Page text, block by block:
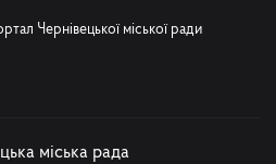
Чернівецької міської ради
міська рада